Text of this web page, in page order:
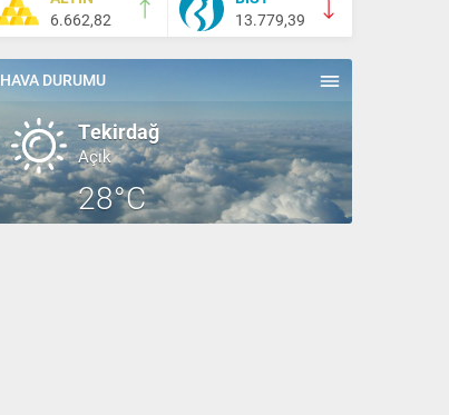
5 Kasım 2024 19:54
TEKİRDAĞ İL EMNİYET
MÜDÜRÜMÜZE HAYIRLI OLSUN
ZİYARETİ.
6.662,82
13.779,39
HAVA DURUMU
Tekirdağ
Açık
28°C